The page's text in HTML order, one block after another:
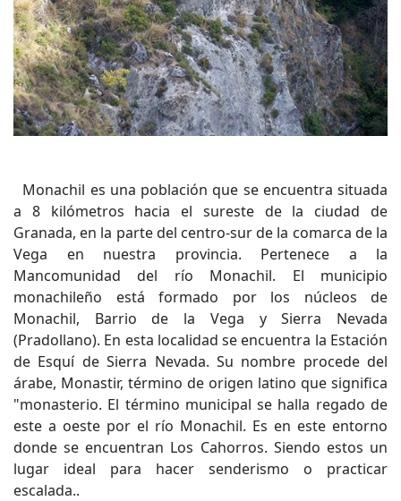
Monachil es una población que se encuentra situada
a 8 kilómetros hacia el sureste de la ciudad de
Granada, en la parte del centro-sur de la comarca de la
Vega en nuestra provincia. Pertenece a la
Mancomunidad del río Monachil. El municipio
monachileño está formado por los núcleos de
Monachil, Barrio de la Vega y Sierra Nevada
(Pradollano). En esta localidad se encuentra la Estación
de Esquí de Sierra Nevada. Su nombre procede del
árabe, Monastir, término de origen latino que significa
"monasterio. El término municipal se halla regado de
este a oeste por el río Monachil. Es en este entorno
donde se encuentran Los Cahorros. Siendo estos un
lugar ideal para hacer senderismo o practicar
escalada..